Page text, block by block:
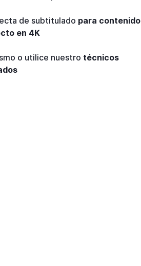
de subtitulado para contenido
en 4K
o utilice nuestro técnicos